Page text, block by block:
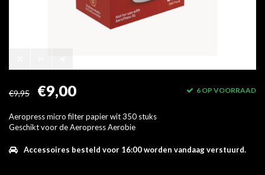
€9,95 €9,00 6 OP VOORRAAD
Aeropress micro filter papier wit 350 stuks
Geschikt voor de Aeropress Aerobie
Accessoires besteld voor 16:00 worden vandaag verstuurd.